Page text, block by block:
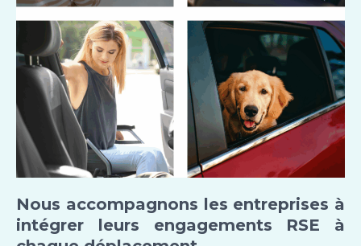
Nous accompagnons les entreprises à
intégrer leurs engagements RSE à